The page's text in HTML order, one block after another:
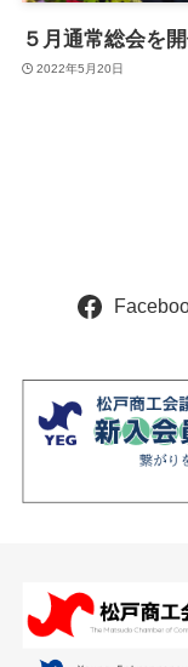
５月通常総会を
2022年5月20日